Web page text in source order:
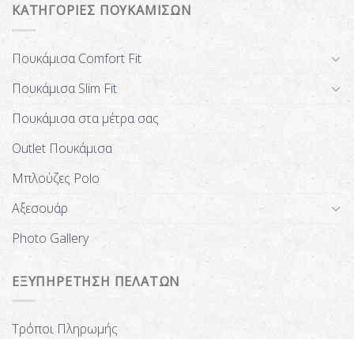
ΚΑΤΗΓΟΡΙΕΣ ΠΟΥΚΑΜΙΣΩΝ
Πουκάμισα Comfort Fit
Πουκάμισα Slim Fit
Πουκάμισα στα μέτρα σας
Outlet Πουκάμισα
Μπλούζες Polo
Αξεσουάρ
Photo Gallery
ΕΞΥΠΗΡΕΤΗΣΗ ΠΕΛΑΤΩΝ
Τρόποι Πληρωμής